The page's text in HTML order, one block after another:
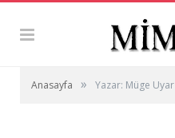
Anasayfa » Yazar: Müge Uyar